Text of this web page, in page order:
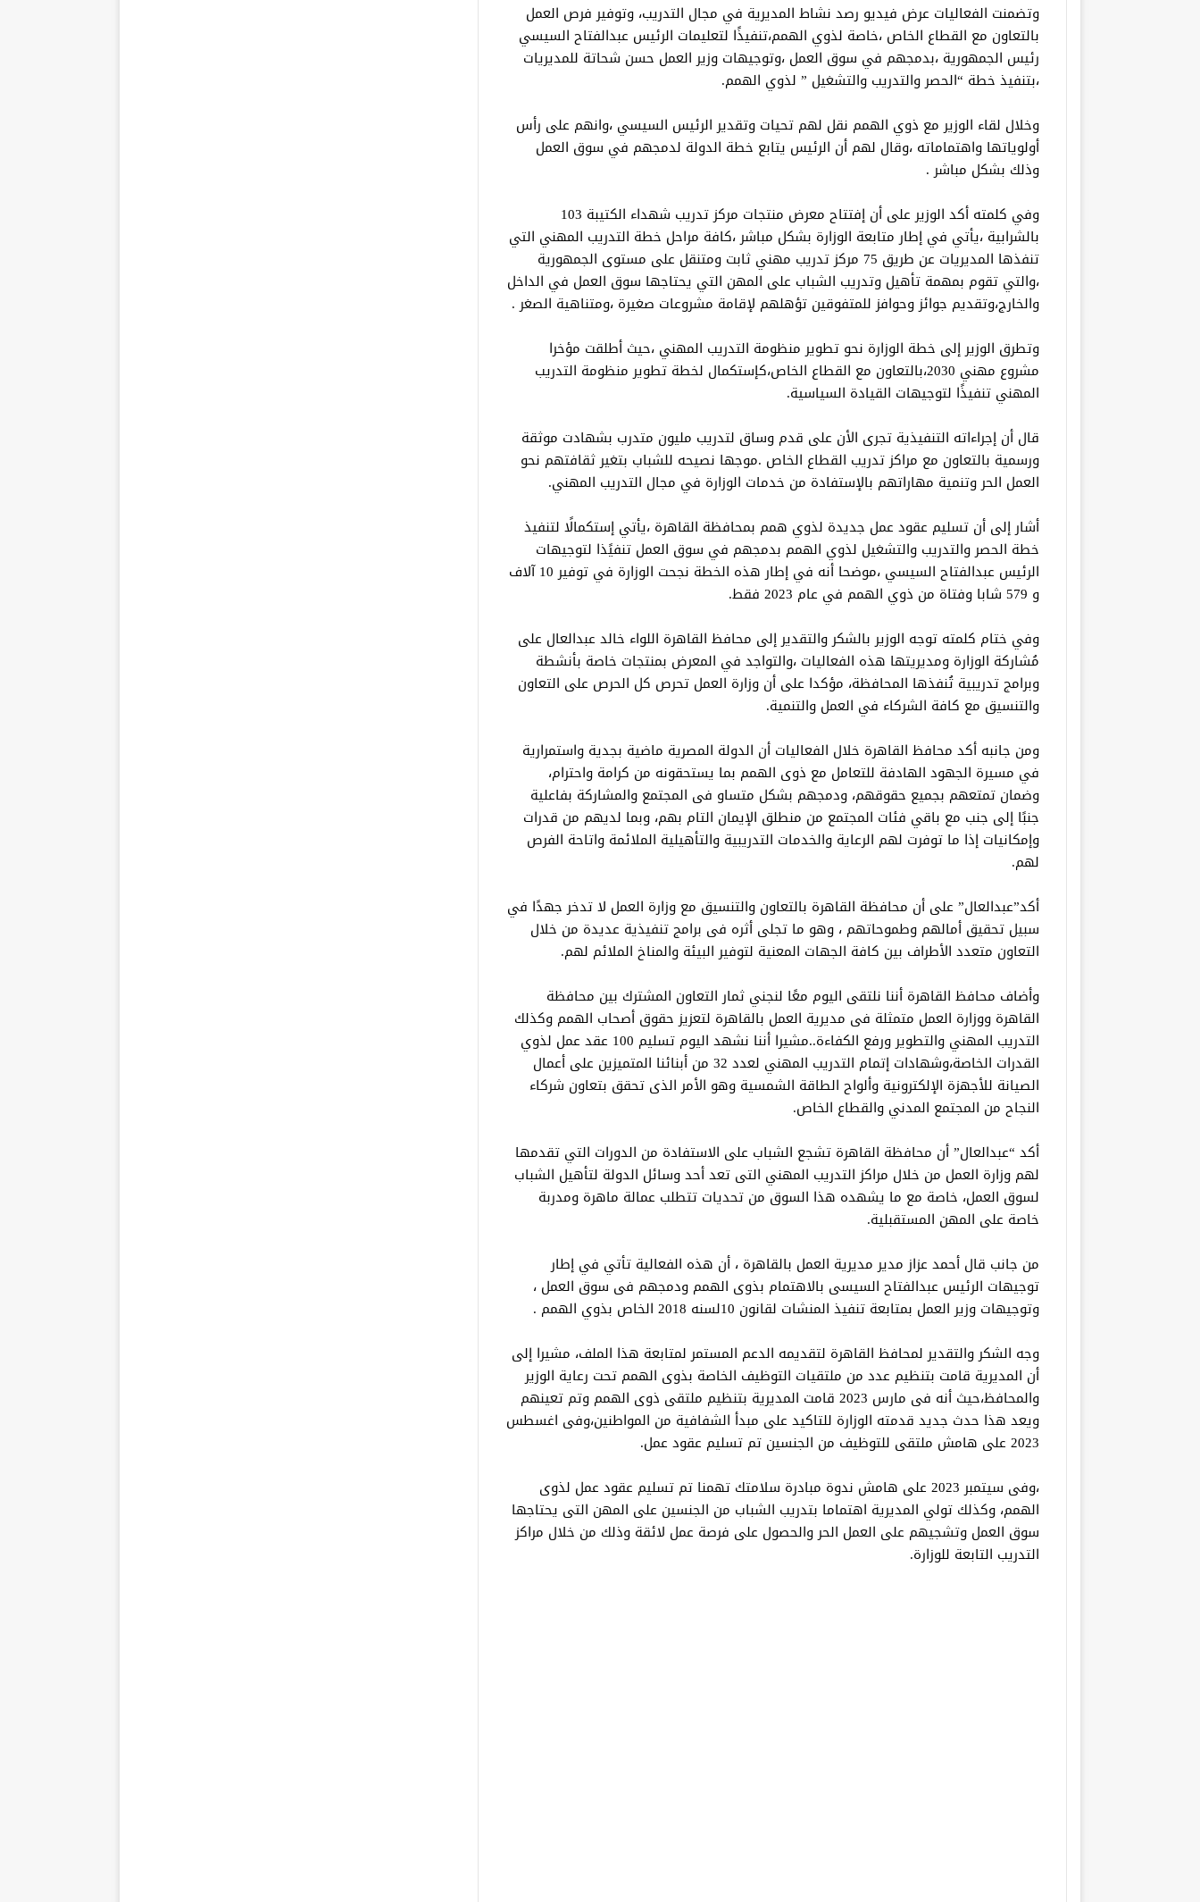
وتضمنت الفعاليات عرض فيديو رصد نشاط المديرية في مجال التدريب، وتوفير فرص العمل
بالتعاون مع القطاع الخاص ،خاصة لذوي الهمم،تنفيذًا لتعليمات الرئيس عبدالفتاح السيسي
رئيس الجمهورية ،بدمجهم في سوق العمل ،وتوجيهات وزير العمل حسن شحاتة للمديريات
،بتنفيذ خطة “الحصر والتدريب والتشغيل ” لذوي الهمم.
وخلال لقاء الوزير مع ذوي الهمم نقل لهم تحيات وتقدير الرئيس السيسي ،وانهم على رأس
أولوياتها واهتماماته ،وقال لهم أن الرئيس يتابع خطة الدولة لدمجهم في سوق العمل
وذلك بشكل مباشر .
وفي كلمته أكد الوزير على أن إفتتاح معرض منتجات مركز تدريب شهداء الكتيبة 103
بالشرابية ،يأتي في إطار متابعة الوزارة بشكل مباشر ،كافة مراحل خطة التدريب المهني التي
تنفذها المديريات عن طريق 75 مركز تدريب مهني ثابت ومتنقل على مستوى الجمهورية
،والتي تقوم بمهمة تأهيل وتدريب الشباب على المهن التي يحتاجها سوق العمل في الداخل
والخارج،وتقديم جوائز وحوافز للمتفوقين تؤهلهم لإقامة مشروعات صغيرة ،ومتناهية الصغر .
وتطرق الوزير إلى خطة الوزارة نحو تطوير منظومة التدريب المهني ،حيث أطلقت مؤخرا
مشروع مهني 2030،بالتعاون مع القطاع الخاص،كإستكمال لخطة تطوير منظومة التدريب
المهني تنفيذًا لتوجيهات القيادة السياسية.
قال أن إجراءاته التنفيذية تجرى الأن على قدم وساق لتدريب مليون متدرب بشهادت موثقة
ورسمية بالتعاون مع مراكز تدريب القطاع الخاص .موجها نصيحه للشباب بتغير ثقافتهم نحو
العمل الحر وتنمية مهاراتهم بالإستفادة من خدمات الوزارة في مجال التدريب المهني.
أشار إلى أن تسليم عقود عمل جديدة لذوي همم بمحافظة القاهرة ،يأتي إستكمالًا لتنفيذ
خطة الحصر والتدريب والتشغيل لذوي الهمم بدمجهم في سوق العمل تنفيًذا لتوجيهات
الرئيس عبدالفتاح السيسي ،موضحا أنه في إطار هذه الخطة نجحت الوزارة في توفير 10 آلاف
و 579 شابا وفتاة من ذوي الهمم في عام 2023 فقط.
وفي ختام كلمته توجه الوزير بالشكر والتقدير إلى محافظ القاهرة اللواء خالد عبدالعال على
مُشاركة الوزارة ومديريتها هذه الفعاليات ،والتواجد في المعرض بمنتجات خاصة بأنشطة
وبرامج تدريبية تُنفذها المحافظة، مؤكدا على أن وزارة العمل تحرص كل الحرص على التعاون
والتنسيق مع كافة الشركاء في العمل والتنمية.
ومن جانبه أكد محافظ القاهرة خلال الفعاليات أن الدولة المصرية ماضية بجدية واستمرارية
في مسيرة الجهود الهادفة للتعامل مع ذوى الهمم بما يستحقونه من كرامة واحترام،
وضمان تمتعهم بجميع حقوقهم، ودمجهم بشكل متساو فى المجتمع والمشاركة بفاعلية
جنبًا إلى جنب مع باقي فئات المجتمع من منطلق الإيمان التام بهم، وبما لديهم من قدرات
وإمكانيات إذا ما توفرت لهم الرعاية والخدمات التدريبية والتأهيلية الملائمة واتاحة الفرص
لهم.
أكد”عبدالعال” على أن محافظة القاهرة بالتعاون والتنسيق مع وزارة العمل لا تدخر جهدًا في
سبيل تحقيق أمالهم وطموحاتهم ، وهو ما تجلى أثره فى برامج تنفيذية عديدة من خلال
التعاون متعدد الأطراف بين كافة الجهات المعنية لتوفير البيئة والمناخ الملائم لهم.
وأضاف محافظ القاهرة أننا نلتقى اليوم معًا لنجني ثمار التعاون المشترك بين محافظة
القاهرة ووزارة العمل متمثلة فى مديرية العمل بالقاهرة لتعزيز حقوق أصحاب الهمم وكذلك
التدريب المهني والتطوير ورفع الكفاءة..مشيرا أننا نشهد اليوم تسليم 100 عقد عمل لذوي
القدرات الخاصة،وشهادات إتمام التدريب المهني لعدد 32 من أبنائنا المتميزين على أعمال
الصيانة للأجهزة الإلكترونية وألواح الطاقة الشمسية وهو الأمر الذى تحقق بتعاون شركاء
النجاح من المجتمع المدني والقطاع الخاص.
أكد “عبدالعال” أن محافظة القاهرة تشجع الشباب على الاستفادة من الدورات التي تقدمها
لهم وزارة العمل من خلال مراكز التدريب المهني التى تعد أحد وسائل الدولة لتأهيل الشباب
لسوق العمل، خاصة مع ما يشهده هذا السوق من تحديات تتطلب عمالة ماهرة ومدربة
خاصة على المهن المستقبلية.
من جانب قال أحمد عزاز مدير مديرية العمل بالقاهرة ، أن هذه الفعالية تأتي في إطار
توجيهات الرئيس عبدالفتاح السيسى بالاهتمام بذوى الهمم ودمجهم فى سوق العمل ،
وتوجيهات وزير العمل بمتابعة تنفيذ المنشات لقانون 10لسنه 2018 الخاص بذوي الهمم .
وجه الشكر والتقدير لمحافظ القاهرة لتقديمه الدعم المستمر لمتابعة هذا الملف، مشيرا إلى
أن المديرية قامت بتنظيم عدد من ملتقيات التوظيف الخاصة بذوى الهمم تحت رعاية الوزير
والمحافظ،حيث أنه فى مارس 2023 قامت المديرية بتنظيم ملتقى ذوى الهمم وتم تعينهم
ويعد هذا حدث جديد قدمته الوزارة للتاكيد على مبدأ الشفافية من المواطنين،وفى اغسطس
2023 على هامش ملتقى للتوظيف من الجنسين تم تسليم عقود عمل.
،وفى سيتمبر 2023 على هامش ندوة مبادرة سلامتك تهمنا تم تسليم عقود عمل لذوى
الهمم، وكذلك تولي المديرية اهتماما بتدريب الشباب من الجنسين على المهن التى يحتاجها
سوق العمل وتشجيهم على العمل الحر والحصول على فرصة عمل لائقة وذلك من خلال مراكز
التدريب التابعة للوزارة.